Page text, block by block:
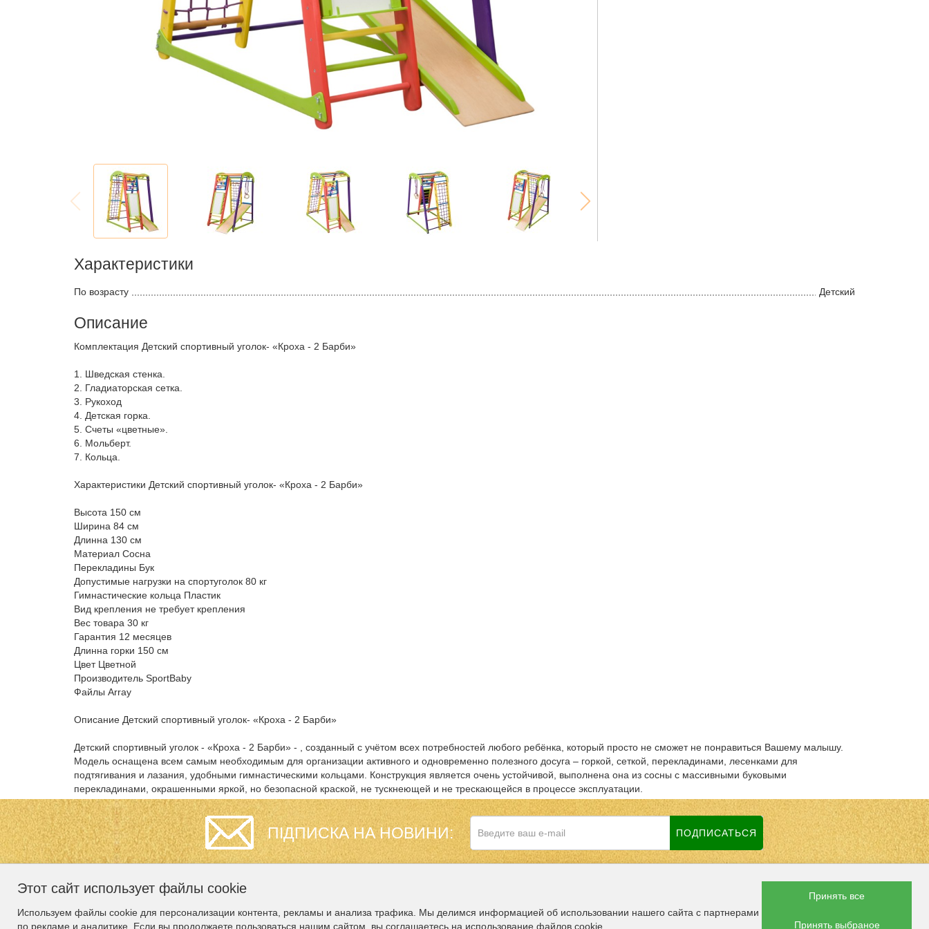
Характеристики
По возрасту Детский
Описание
Комплектация Детский спортивный уголок- «Кроха - 2 Барби»
1. Шведская стенка.
2. Гладиаторская сетка.
3. Рукоход
4. Детская горка.
5. Счеты «цветные».
6. Мольберт.
7. Кольца.
Характеристики Детский спортивный уголок- «Кроха - 2 Барби»
Высота 150 см
Ширина 84 см
Длинна 130 см
Материал Сосна
Перекладины Бук
Допустимые нагрузки на спортуголок 80 кг
Гимнастические кольца Пластик
Вид крепления не требует крепления
Вес товара 30 кг
Гарантия 12 месяцев
Длинна горки 150 см
Цвет Цветной
Производитель SportBaby
Файлы Array
Описание Детский спортивный уголок- «Кроха - 2 Барби»
Детский спортивный уголок - «Кроха - 2 Барби» - , созданный с учётом всех потребностей любого ребёнка, который просто не сможет не понравиться Вашему малышу.
Модель оснащена всем самым необходимым для организации активного и одновременно полезного досуга – горкой, сеткой, перекладинами, лесенками для
подтягивания и лазания, удобными гимнастическими кольцами. Конструкция является очень устойчивой, выполнена она из сосны с массивными буковыми
перекладинами, окрашенными яркой, но безопасной краской, не тускнеющей и не трескающейся в процессе эксплуатации.
ПІДПИСКА НА НОВИНИ: ПОДПИСАТЬСЯ
ПОДДЕРЖКИ
Этот сайт использует файлы cookie
Используем файлы cookie для персонализации контента, рекламы и анализа трафика. Мы делимся информацией об использовании нашего сайта с партнерами
по рекламе и аналитике. Если вы продолжаете пользоваться нашим сайтом, вы соглашаетесь на использование файлов cookie.
Принять все
Принять выбраное